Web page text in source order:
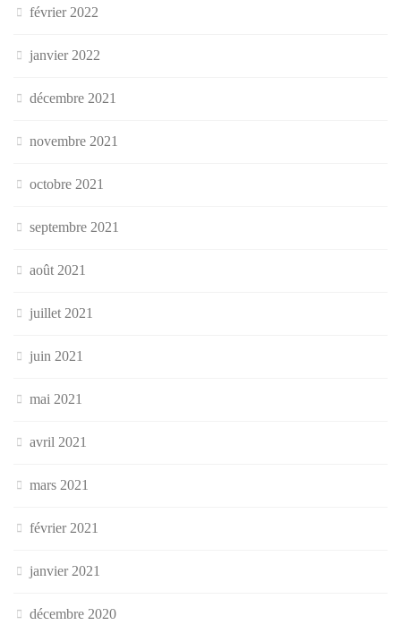
février 2022
janvier 2022
décembre 2021
novembre 2021
octobre 2021
septembre 2021
août 2021
juillet 2021
juin 2021
mai 2021
avril 2021
mars 2021
février 2021
janvier 2021
décembre 2020